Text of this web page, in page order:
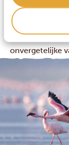
hoogseizoen
naar Kenia te
Welk seizoen
onvergetelijke